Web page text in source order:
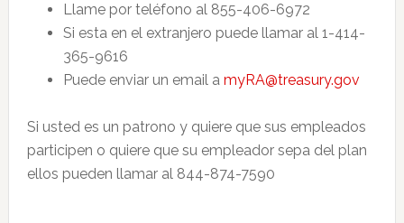
Llame por teléfono al 855-406-6972
Si esta en el extranjero puede llamar al 1-414-
365-9616
Puede enviar un email a myRA@treasury.gov
Si usted es un patrono y quiere que sus empleados
participen o quiere que su empleador sepa del plan
ellos pueden llamar al 844-874-7590